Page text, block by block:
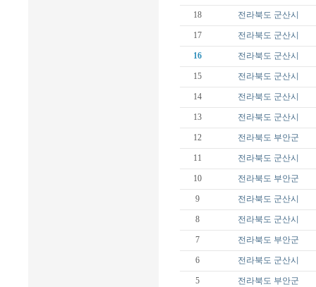
18 전라북도 군산시
17 전라북도 군산시
16 전라북도 군산시
15 전라북도 군산시
14 전라북도 군산시
13 전라북도 군산시
12 전라북도 부안군
11 전라북도 군산시
10 전라북도 부안군
9 전라북도 군산시
8 전라북도 군산시
7 전라북도 부안군
6 전라북도 군산시
5 전라북도 부안군